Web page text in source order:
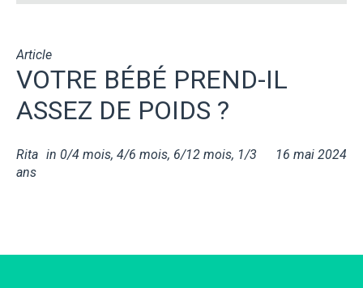
Article
VOTRE BÉBÉ PREND-IL
ASSEZ DE POIDS ?
16 mai 2024
Rita in 0/4 mois, 4/6 mois, 6/12 mois, 1/3
ans